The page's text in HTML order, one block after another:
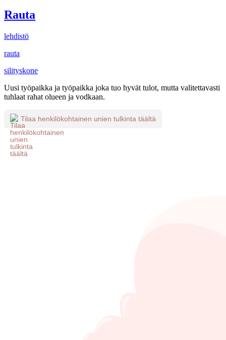
Rauta
lehdistö
rauta
silityskone
Uusi työpaikka ja työpaikka joka tuo hyvät tulot, mutta valitettavasti
tuhlaat rahat olueen ja vodkaan.
Tilaa henkilökohtainen unien tulkinta täältä